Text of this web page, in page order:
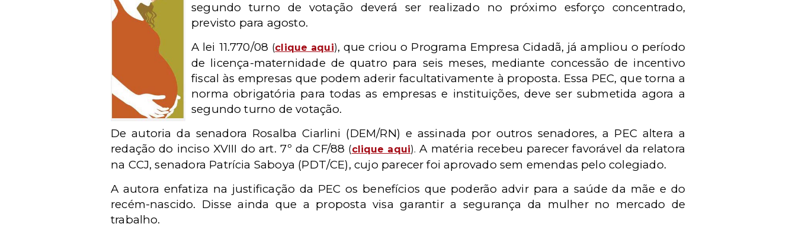
segundo turno de votação deverá ser realizado no próximo esforço concentrado,
previsto para agosto.
A lei 11.770/08 (clique aqui), que criou o Programa Empresa Cidadã, já ampliou o período
de licença-maternidade de quatro para seis meses, mediante concessão de incentivo
fiscal às empresas que podem aderir facultativamente à proposta. Essa PEC, que torna a
norma obrigatória para todas as empresas e instituições, deve ser submetida agora a
segundo turno de votação.
De autoria da senadora Rosalba Ciarlini (DEM/RN) e assinada por outros senadores, a PEC altera a
redação do inciso XVIII do art. 7º da CF/88 (clique aqui). A matéria recebeu parecer favorável da relatora
na CCJ, senadora Patrícia Saboya (PDT/CE), cujo parecer foi aprovado sem emendas pelo colegiado.
A autora enfatiza na justificação da PEC os benefícios que poderão advir para a saúde da mãe e do
recém-nascido. Disse ainda que a proposta visa garantir a segurança da mulher no mercado de
trabalho.